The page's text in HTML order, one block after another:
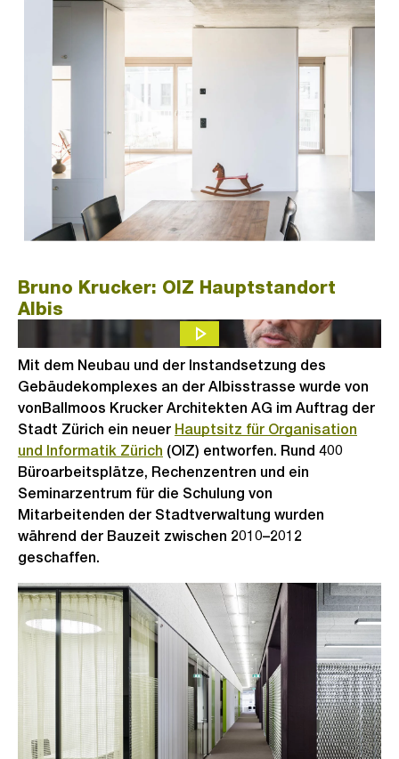
Bruno Krucker: OIZ Hauptstandort
Albis
Mit dem Neubau und der Instandsetzung des
Gebäudekomplexes an der Albisstrasse wurde von
vonBallmoos Krucker Architekten AG im Auftrag der
Stadt Zürich ein neuer Hauptsitz für Organisation
und Informatik Zürich (OIZ) entworfen. Rund 400
Büroarbeitsplätze, Rechenzentren und ein
Seminarzentrum für die Schulung von
Mitarbeitenden der Stadtverwaltung wurden
während der Bauzeit zwischen 2010–2012
geschaffen.